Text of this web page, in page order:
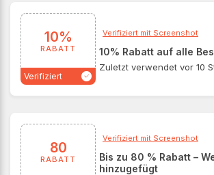
besonders günstigen Preisen shoppen.
10%
RABATT
Verifiziert
Verifiziert mit Screenshot
10% Rabatt auf alle
Zuletzt verwendet vor 10
80
RABATT
Verifiziert mit Screenshot
Bis zu 80 % Rabatt –
hinzugefügt